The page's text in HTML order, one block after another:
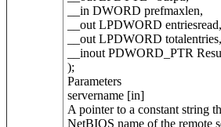
__in DWORD prefmaxlen,
__out LPDWORD entriesread,
__out LPDWORD totalentries,
__inout PDWORD_PTR
);
Parameters
servername [in]
A pointer to a constant string
NetBIOS name of the remote